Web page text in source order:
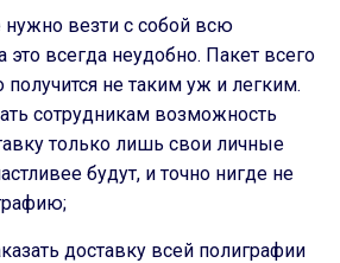
везти с собой всю
это всегда неудобно. Пакет всего
получится не таким уж и легким.
сотрудникам возможность
только лишь свои личные
будут, и точно нигде не
доставку всей полиграфии